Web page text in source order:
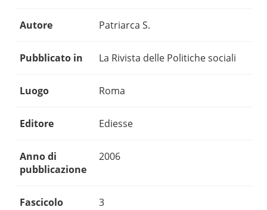
Autore Patriarca S.
Pubblicato in La Rivista delle Politiche sociali
Luogo Roma
Editore Ediesse
Anno di
pubblicazione
2006
Fascicolo 3